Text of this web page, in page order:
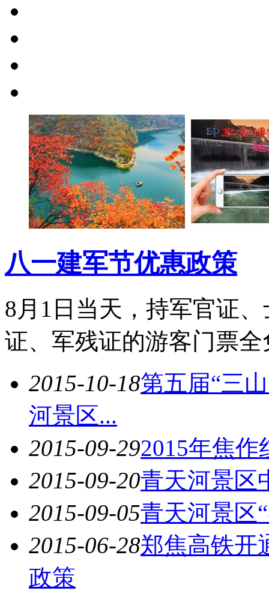
八一建军节优惠政策
8月1日当天，持军官证
证、军残证的游客门票
2015-10-18第五届“三
河景区...
2015-09-292015年焦
2015-09-20青天河景区
2015-09-05青天河景区
2015-06-28郑焦高铁开
政策